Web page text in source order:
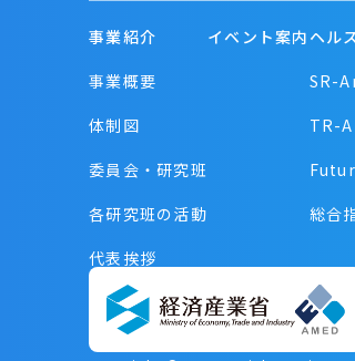
事業紹介
事業概要
体制図
委員会・研究班
各研究班の活動
代表挨拶
イベント案内 ヘル
SR-
TR-
総合